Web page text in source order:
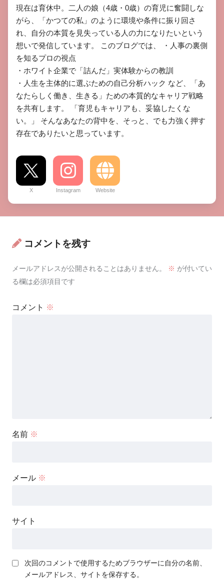
現在は育休中。二人の娘（4歳・0歳）の育児に奮闘しな
がら、「かつての私」のように環境や条件に振り回さ
れ、自分の本質を見失っている人の力になりたいという
想いで発信しています。 ​このブログでは、 ​・人事の裏側
を知るプロの視点
​・ホワイト企業で「詰んだ」実体験からの教訓
​・人生を主体的に選ぶための自己分析ハック など、「あ
なたらしく働き、生きる」ための本質的なキャリア戦略
を共有します。 ​「育児もキャリアも、妥協したくな
い。」 そんなあなたの背中を、そっと、でも力強く押す
存在でありたいと思っています。
X Instagram Website
コメントを残す
メールアドレスが公開されることはありません。 ※ が付いてい
る欄は必須項目です
コメント ※
名前 ※
メール ※
サイト
次回のコメントで使用するためブラウザーに自分の名前、
メールアドレス、サイトを保存する。